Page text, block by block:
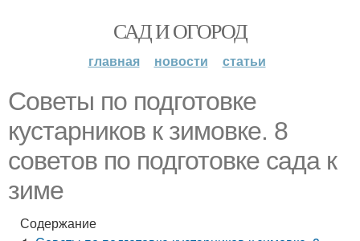
САД И ОГОРОД
главная новости статьи
Советы по подготовке
кустарников к зимовке. 8
советов по подготовке сада к
зиме
Содержание